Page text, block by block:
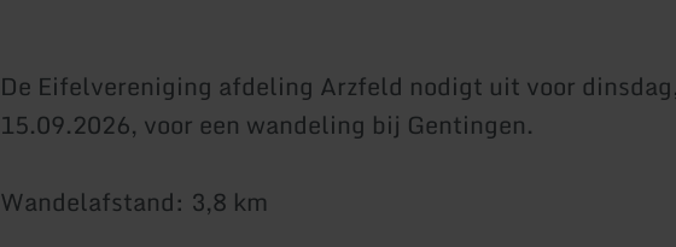
De Eifelvereniging afdeling Arzfeld nodigt uit voor
15.09.2026, voor een wandeling bij Gentingen.
Wandelafstand: 3,8 km